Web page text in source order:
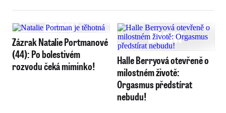
Zázrak Natalie Portmanové
(44): Po bolestivém
rozvodu čeká miminko!
Halle Berryová otevřeně o
milostném životě:
Orgasmus předstírat
nebudu!